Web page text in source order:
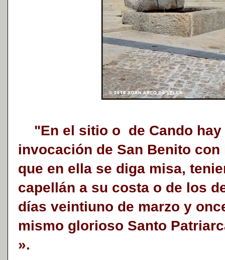
"En el sitio o de Cando hay
invocación de San Benito
que en ella se diga misa,
capellán a su costa o de los
días veintiuno de marzo y
mismo glorioso Santo
».